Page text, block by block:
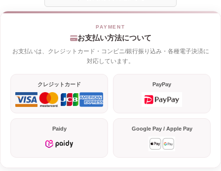
お支払い方法について
お支払いは、クレジットカード・コンビニ/銀行振り込み・各種電子決済に
対応しています。
クレジットカード PayPay
Paidy Google Pay / Apple Pay